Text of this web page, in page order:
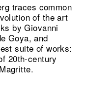
traces common
of the art
by Giovanni
Goya, and
suite of works:
20th-century